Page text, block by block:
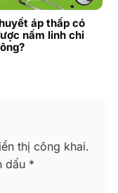
áp thấp có
nấm linh chi
thị công khai.
dấu *